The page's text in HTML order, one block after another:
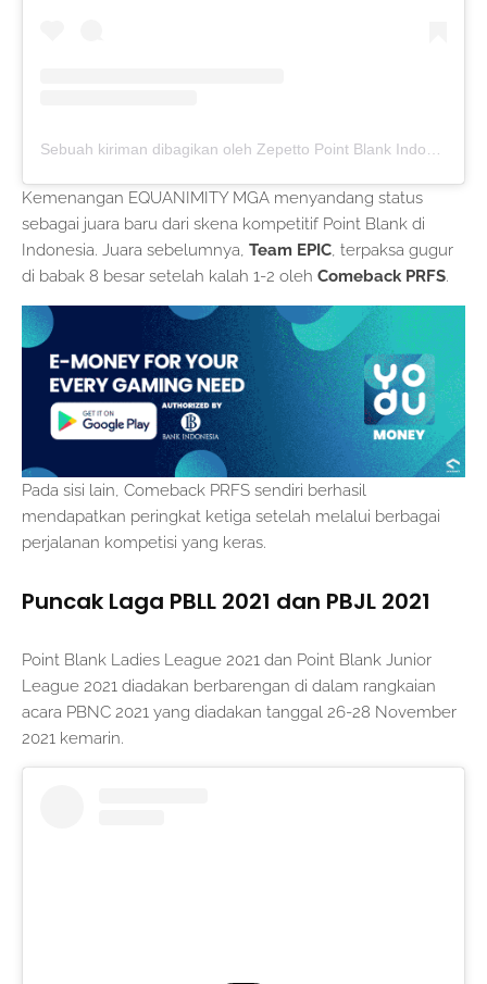
Kemenangan EQUANIMITY MGA menyandang status
sebagai juara baru dari skena kompetitif Point Blank di
Indonesia. Juara sebelumnya, Team EPIC, terpaksa gugur
di babak 8 besar setelah kalah 1-2 oleh Comeback PRFS.
Pada sisi lain, Comeback PRFS sendiri berhasil
mendapatkan peringkat ketiga setelah melalui berbagai
perjalanan kompetisi yang keras.
Puncak Laga PBLL 2021 dan PBJL 2021
Point Blank Ladies League 2021 dan Point Blank Junior
League 2021 diadakan berbarengan di dalam rangkaian
acara PBNC 2021 yang diadakan tanggal 26-28 November
2021 kemarin.